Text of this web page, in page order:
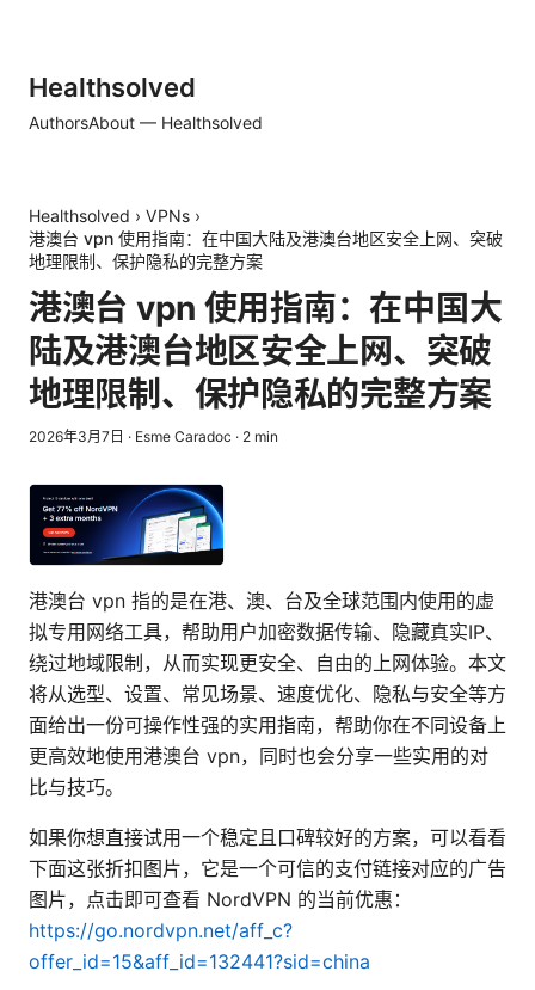
Healthsolved
AuthorsAbout — Healthsolved
Healthsolved › VPNs ›
港澳台 vpn 使用指南：在中国大陆及港澳台地区安全上网、突破
地理限制、保护隐私的完整方案
港澳台 vpn 使用指南：在中国大
陆及港澳台地区安全上网、突破
地理限制、保护隐私的完整方案
2026年3月7日 · Esme Caradoc · 2 min
港澳台 vpn 指的是在港、澳、台及全球范围内使用的虚
拟专用网络工具，帮助用户加密数据传输、隐藏真实IP、
绕过地域限制，从而实现更安全、自由的上网体验。本文
将从选型、设置、常见场景、速度优化、隐私与安全等方
面给出一份可操作性强的实用指南，帮助你在不同设备上
更高效地使用港澳台 vpn，同时也会分享一些实用的对
比与技巧。
如果你想直接试用一个稳定且口碑较好的方案，可以看看
下面这张折扣图片，它是一个可信的支付链接对应的广告
图片，点击即可查看 NordVPN 的当前优惠：
https://go.nordvpn.net/aff_c?
offer_id=15&aff_id=132441?sid=china